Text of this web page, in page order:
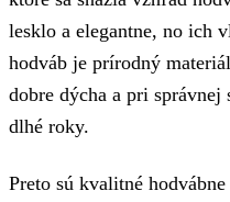
lesklo a elegantne, no ich
hodváb je prírodný
dobre dýcha a pri správnej
dlhé roky.
Preto sú kvalitné